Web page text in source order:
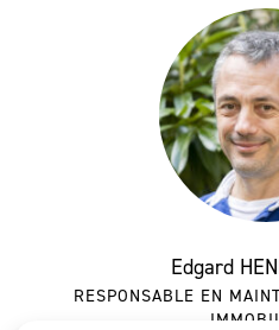
Edgard
RESPONSABLE EN